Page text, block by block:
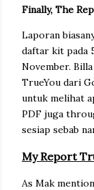
Finally, The
Laporan
daftar kit pada
November.
TrueYou dari
untuk melihat
PDF juga
sesiap sebab
My Report
As Mak